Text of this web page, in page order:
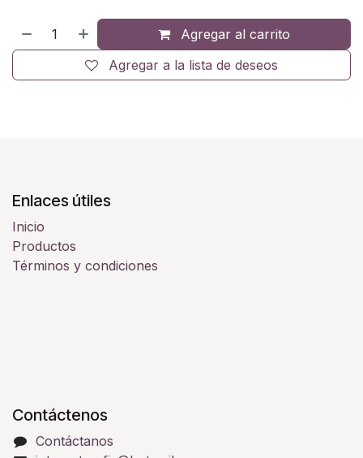
Agregar al carrito
Agregar a la lista de deseos
Enlaces útiles
Inicio
Productos
Términos y condiciones
Contáctenos
Contáctanos